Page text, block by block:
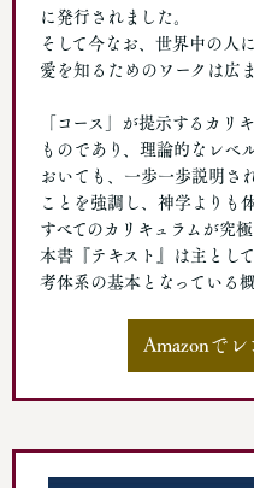
に発行されました。
そして今なお、世界中の人
愛を知るためのワークは広
「コース」が提示するカリ
ものであり、理論的なレベ
おいても、一歩一歩説明さ
ことを強調し、神学よりも
すべてのカリキュラムが究
本書『テキスト』は主とし
考体系の基本となっている
Amazonでレ